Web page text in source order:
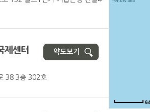
제센터
38 3층 302호
약도보기